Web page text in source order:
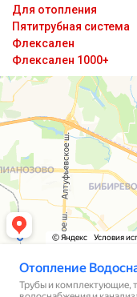
Для отопления
Пятитрубная система
Флексален
Флексален 1000+